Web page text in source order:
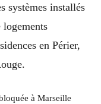
systèmes installés
logements
en Périer,
à Marseille